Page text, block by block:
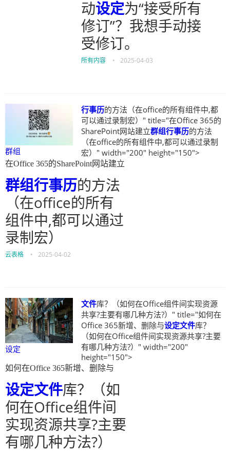
动设定为“接受所有
修订”？我想手动接
受修订。
所有内容 • 2025-04-03
群组
行事历的方法（在office的所有组件中,都
可以通过录制宏）" title="在Office 365的
SharePoint网站建立群组行事历的方法
（在office的所有组件中,都可以通过录制
宏）" width="200" height="150">
在Office 365的SharePoint网站建立
群组行事历的方法
（在office的所有
组件中,都可以通过
录制宏）
云表格 • 2025-04-02
设定
文件库？（如何在Office组件间实现资源
共享?主要有哪几种方法?）" title="如何在
Office 365新增、删除与设定文件库？
（如何在Office组件间实现资源共享?主要
有哪几种方法?）" width="200"
height="150">
如何在Office 365新增、删除与
设定文件库？（如
何在Office组件间
实现资源共享?主要
有哪几种方法?）